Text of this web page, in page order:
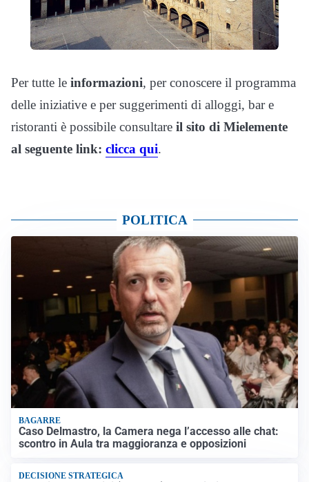
Per tutte le informazioni, per conoscere il programma
delle iniziative e per suggerimenti di alloggi, bar e
ristoranti è possibile consultare il sito di Mielemente
al seguente link: clicca qui.
POLITICA
BAGARRE
Caso Delmastro, la Camera nega l’accesso alle chat:
scontro in Aula tra maggioranza e opposizioni
DECISIONE STRATEGICA